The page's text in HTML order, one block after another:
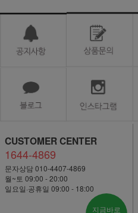
CUSTOMER CENTER
1644-4869
문자상담 010-4407-4869
월~토 09:00 - 20:00
일요일·공휴일 09:00 - 18:00
지금바로